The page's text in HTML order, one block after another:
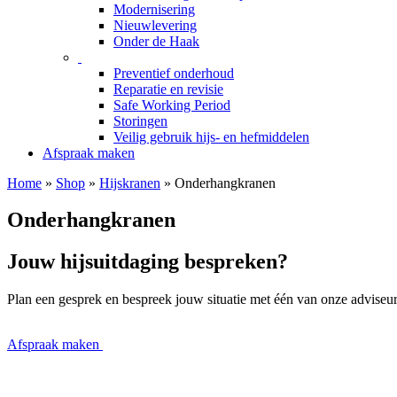
Modernisering
Nieuwlevering
Onder de Haak
Preventief onderhoud
Reparatie en revisie
Safe Working Period
Storingen
Veilig gebruik hijs- en hefmiddelen
Afspraak maken
Home » Shop » Hijskranen » Onderhangkranen
Onderhangkranen
Jouw hijsuitdaging bespreken?
Plan een gesprek en bespreek jouw situatie met één van onze
Afspraak maken